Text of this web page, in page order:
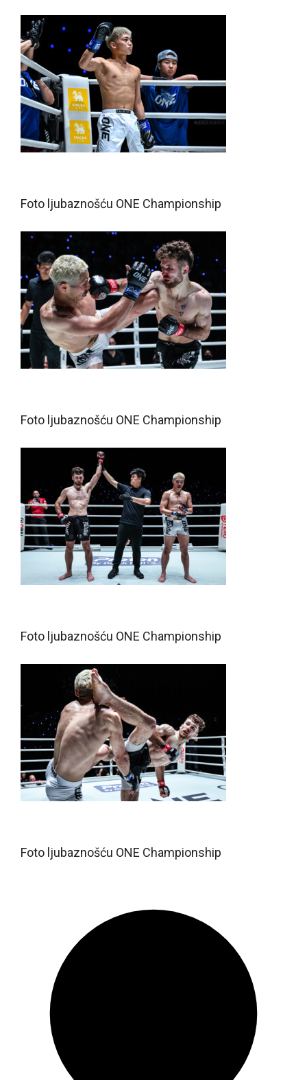
Foto ljubaznošću ONE Championship
Foto ljubaznošću ONE Championship
Foto ljubaznošću ONE Championship
Foto ljubaznošću ONE Championship